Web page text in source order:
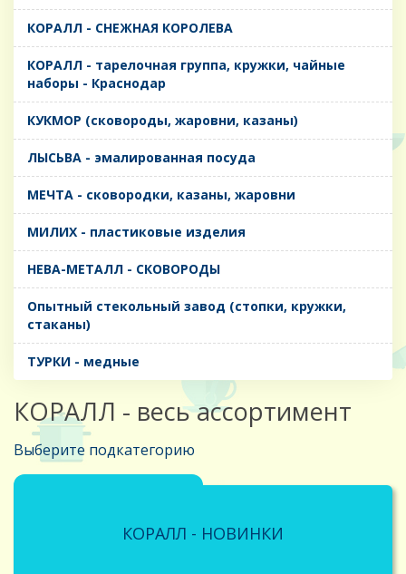
КОРАЛЛ - СНЕЖНАЯ КОРОЛЕВА
КОРАЛЛ - тарелочная группа, кружки, чайные
наборы - Краснодар
КУКМОР (сковороды, жаровни, казаны)
ЛЫСЬВА - эмалированная посуда
МЕЧТА - сковородки, казаны, жаровни
МИЛИХ - пластиковые изделия
НЕВА-МЕТАЛЛ - СКОВОРОДЫ
Опытный стекольный завод (стопки, кружки,
стаканы)
ТУРКИ - медные
КОРАЛЛ - весь ассортимент
Выберите подкатегорию
КОРАЛЛ - НОВИНКИ